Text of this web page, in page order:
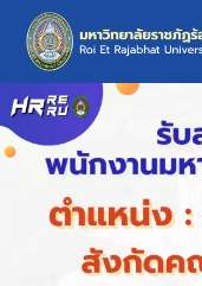
Skip
content
Search
for: